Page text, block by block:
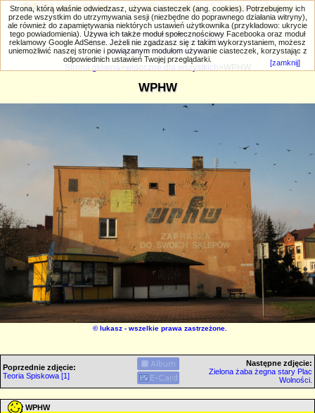
PRIV.gtlodz.eu - czyli trochę ;) inna galeria
Wyszukiwanie zaawansowane
Strona główna widoczne dla wszystkich >WPHW
WPHW
©lukasz- wszelkie prawa zastrzeżone.
Poprzednie zdjęcie:
Teoria Spiskowa [1]
Następne zdjęcie:
Zielona żaba żegna stary Plac
Wolności.
WPHW
Strona, którą właśnie odwiedzasz, używa ciasteczek (ang. cookies). Potrzebujemy ich
przede wszystkim do utrzymywania sesji (niezbędne do poprawnego działania witryny),
ale również do zapamiętywania niektórych ustawień użytkownika (przykładowo: ukrycie
tego powiadomienia). Używa ich także moduł społecznościowy Facebooka oraz moduł
reklamowy Google AdSense. Jeżeli nie zgadzasz się z takim wykorzystaniem, możesz
uniemożliwić naszej stronie i powiązanym modułom używanie ciasteczek, korzystając z
odpowiednich ustawień Twojej przeglądarki.
[zamknij]